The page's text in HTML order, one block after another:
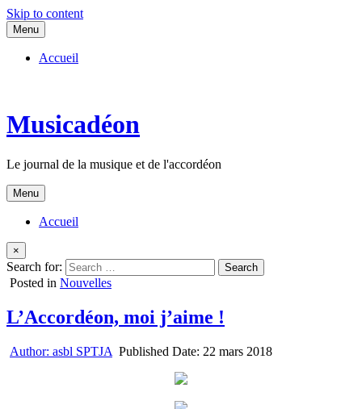
Skip to content
Menu
Accueil
Musicadéon
Le journal de la musique et de l'accordéon
Menu
Accueil
×
Search for:
Posted in Nouvelles
L’Accordéon, moi j’aime !
Author: asbl SPTJA Published Date: 22 mars 2018